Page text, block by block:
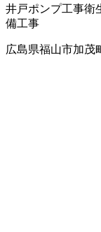
井戸ポンプ工事衛
備工事
広島県福山市加茂